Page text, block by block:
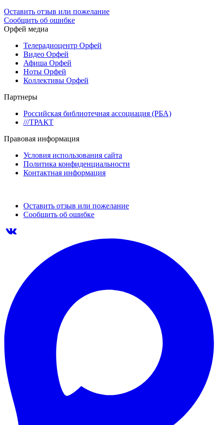
Оставить отзыв или пожелание
Сообщить об ошибке
Орфей медиа
Телерадиоцентр Орфей
Видео Орфей
Афиша Орфей
Ноты Орфей
Коллективы Орфей
Партнеры
Российская библиотечная ассоциация (РБА)
///ТРАКТ
Правовая информация
Условия использования сайта
Политика конфиденциальности
Контактная информация
Оставить отзыв или пожелание
Сообщить об ошибке